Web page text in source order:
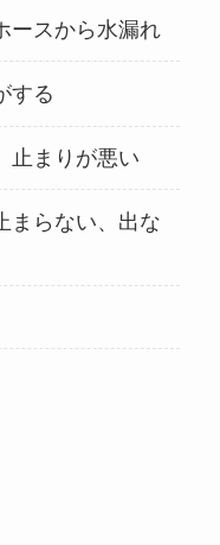
ースから水漏れ
する
止まりが悪い
まらない、出な